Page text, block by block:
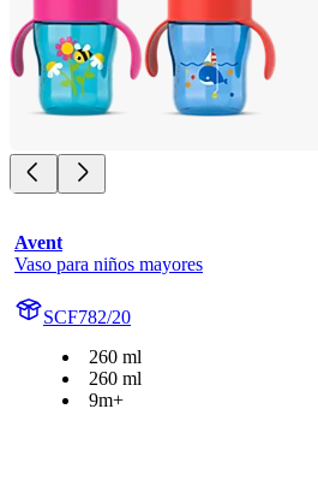
Avent
Vaso para niños mayores
SCF782/20
260 ml
260 ml
9m+